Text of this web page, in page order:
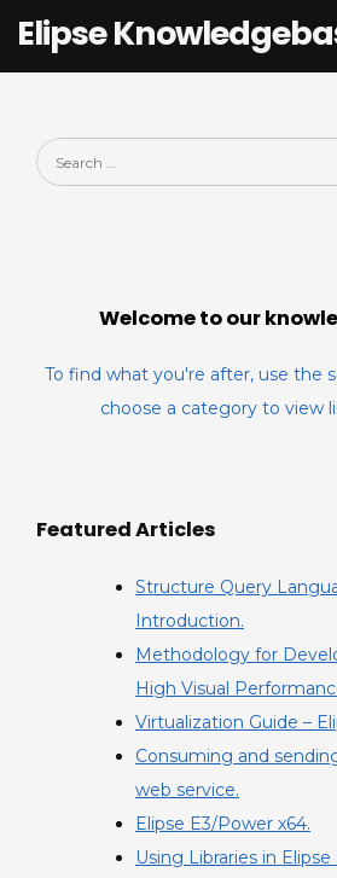
Elipse
Search
for:
Welcome to our
To find what you're after, use the
choose a category to view
Featured Articles
Structure Query
Introduction.
Methodology for
High Visual
Virtualization Guide –
Consuming and
web service.
Elipse E3/Power x64.
Using Libraries in